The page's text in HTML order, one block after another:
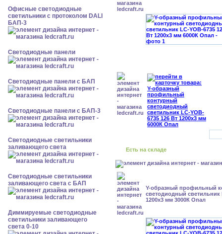
Офисные светодиодные
светильники с протоколом DALI
БАП-3
Cветодиодные панели
Cветодиодные панели с БАП
Cветодиодные панели с БАП-3
Светодиодные светильники
заливающего света
Светодиодные светильники
заливающего света с БАП
Диммируемые светодиодные
светильники заливающего
света 0-10
Есть на складе
Y-образный профильный
cветодиодный светильник
1200x3 мм 3000К Опал